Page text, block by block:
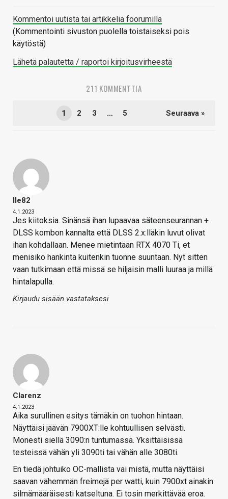
Kommentoi uutista tai artikkelia foorumilla
(Kommentointi sivuston puolella toistaiseksi pois
käytöstä)
Lähetä palautetta / raportoi kirjoitusvirheestä
211 KOMMENTTIA
1 2 3 … 5 Seuraava »
Ile82
4.1.2023
Jes kiitoksia. Sinänsä ihan lupaavaa säteenseurannan +
DLSS kombon kannalta että DLSS 2.x:lläkin luvut olivat
ihan kohdallaan. Menee mietintään RTX 4070 Ti, et
menisikö hankinta kuitenkin tuonne suuntaan. Nyt sitten
vaan tutkimaan että missä se hiljaisin malli luuraa ja millä
hintalapulla.
Kirjaudu sisään vastataksesi
Clarenz
4.1.2023
Aika surullinen esitys tämäkin on tuohon hintaan.
Näyttäisi jäävän 7900XT:lle kohtuullisen selvästi.
Monesti siellä 3090:n tuntumassa. Yksittäisissä
testeissä vähän yli 3090ti tai vähän alle 3080ti.
En tiedä johtuiko OC-mallista vai mistä, mutta näyttäisi
saavan vähemmän freimejä per watti, kuin 7900xt ainakin
silmämääräisesti katseltuna. Ei tosin merkittävää eroa.